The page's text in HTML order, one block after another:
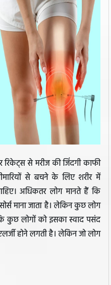
रिकेट्स से मरीज की जिंदगी काफी
से बचने के लिए शरीर में
अधिकतर लोग मानते हैं कि
माना जाता है। लेकिन कुछ लोग
कुछ लोगों को इसका स्वाद पसंद
होने लगती है। लेकिन जो लोग